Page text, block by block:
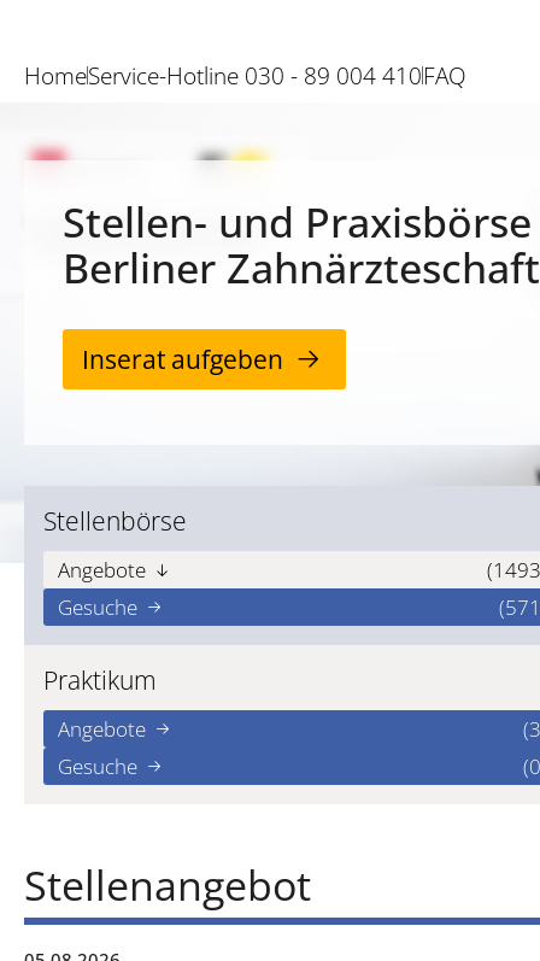
HomeService-Hotline 030 - 89 004 410FAQ
Stellen- und
Berliner Zahnärzteschaft
Inserat aufgeben
Stellenbörse
Angebote
Gesuche
Praktikum
Angebote
Gesuche
Stellenangebot